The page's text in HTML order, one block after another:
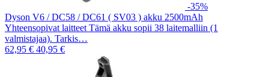
-35%
Dyson V6 / DC58 / DC61 ( SV03 ) akku 2500mAh
Yhteensopivat laitteet Tämä akku sopii 38 laitemalliin (1
valmistajaa). Tarkis…
62,95 € 40,95 €